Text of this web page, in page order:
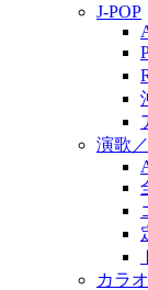
J-POP
演歌
カラ